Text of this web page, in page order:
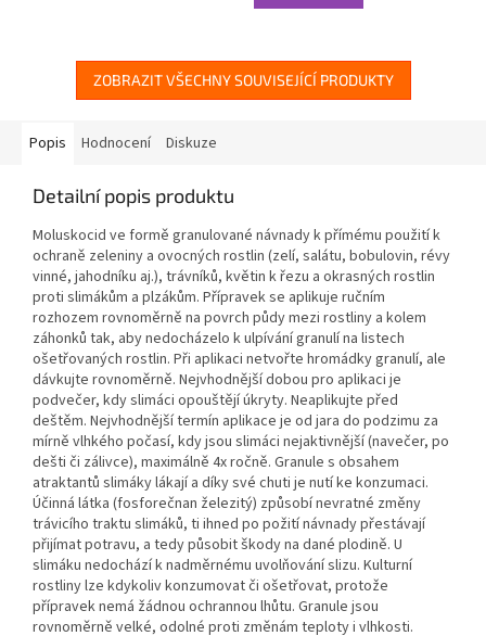
ZOBRAZIT VŠECHNY SOUVISEJÍCÍ PRODUKTY
Popis Hodnocení Diskuze
Detailní popis produktu
Moluskocid ve formě granulované návnady k přímému použití k
ochraně zeleniny a ovocných rostlin (zelí, salátu, bobulovin, révy
vinné, jahodníku aj.), trávníků, květin k řezu a okrasných rostlin
proti slimákům a plzákům. Přípravek se aplikuje ručním
rozhozem rovnoměrně na povrch půdy mezi rostliny a kolem
záhonků tak, aby nedocházelo k ulpívání granulí na listech
ošetřovaných rostlin. Při aplikaci netvořte hromádky granulí, ale
dávkujte rovnoměrně. Nejvhodnější dobou pro aplikaci je
podvečer, kdy slimáci opouštějí úkryty. Neaplikujte před
deštěm. Nejvhodnější termín aplikace je od jara do podzimu za
mírně vlhkého počasí, kdy jsou slimáci nejaktivnější (navečer, po
dešti či zálivce), maximálně 4x ročně. Granule s obsahem
atraktantů slimáky lákají a díky své chuti je nutí ke konzumaci.
Účinná látka (fosforečnan železitý) způsobí nevratné změny
trávicího traktu slimáků, ti ihned po požití návnady přestávají
přijímat potravu, a tedy působit škody na dané plodině. U
slimáku nedochází k nadměrnému uvolňování slizu. Kulturní
rostliny lze kdykoliv konzumovat či ošetřovat, protože
přípravek nemá žádnou ochrannou lhůtu. Granule jsou
rovnoměrně velké, odolné proti změnám teploty i vlhkosti.